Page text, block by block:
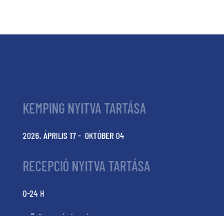
KEMPING NYITVA TARTÁSA
2026. ÁPRILIS 17 - OKTÓBER 04
RECEPCIÓ NYITVA TARTÁSA
0-24 H